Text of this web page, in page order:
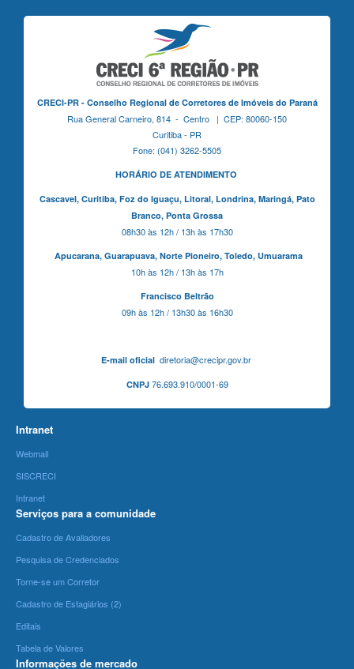
CRECI-PR - Conselho Regional de Corretores de Imóveis do Paraná
Rua General Carneiro, 814 - Centro | CEP: 80060-150
Curitiba - PR
Fone: (041) 3262-5505
HORÁRIO DE ATENDIMENTO
Cascavel, Curitiba,Foz do Iguaçu, Litoral, Londrina, Maringá, Pato
Branco, Ponta Grossa
08h30 às 12h / 13h às 17h30
Apucarana, Guarapuava, Norte Pioneiro, Toledo, Umuarama
10h às 12h / 13h às 17h
Francisco Beltrão
09h às 12h / 13h30 às 16h30
E-mail oficialdiretoria@crecipr.gov.br
CNPJ76.693.910/0001-69
Intranet
Webmail
SISCRECI
Intranet
Serviços para a comunidade
Cadastro de Avaliadores
Pesquisa de Credenciados
Torne-se um Corretor
Cadastro de Estagiários (2)
Editais
Tabela de Valores
Informações de mercado